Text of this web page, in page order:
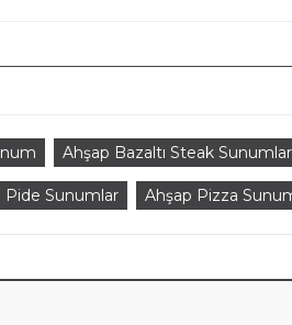
Ahşap Bazaltı Steak Sunumlar
Pide Sunumlar Ahşap Pizza